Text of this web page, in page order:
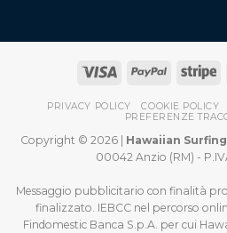
PRIVACY POLICY COOKIE POLICY
PREFERENZE
Copyright © 2026 | Hawaiian Surfing
00042 Anzio (RM) -
Messaggio pubblicitario con finalità
finalizzato. IEBCC nel percorso
Findomestic Banca S.p.A. per cui